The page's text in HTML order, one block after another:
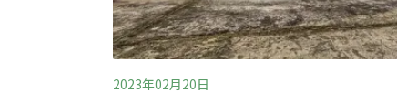
2023年02月20日